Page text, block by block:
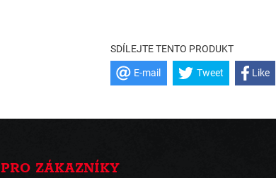
SDÍLEJTE TENTO PRODUKT
E-mail Tweet Like
PRO ZÁKAZNÍKY